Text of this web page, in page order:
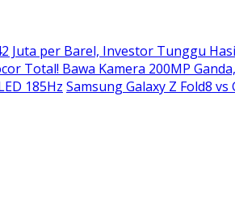
Juta per Barel, Investor Tunggu
Total! Bawa Kamera 200MP
185Hz Samsung Galaxy Z Fold8